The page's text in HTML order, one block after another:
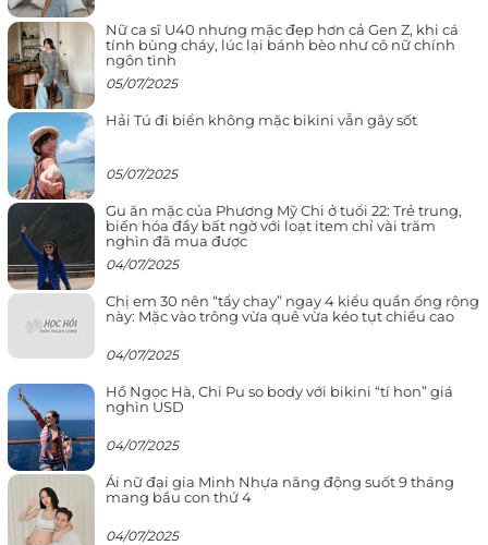
Nữ ca sĩ U40 nhưng mặc đẹp hơn cả Gen Z, khi cá
tính bùng cháy, lúc lại bánh bèo như cô nữ chính
ngôn tình
05/07/2025
Hải Tú đi biển không mặc bikini vẫn gây sốt
05/07/2025
Gu ăn mặc của Phương Mỹ Chi ở tuổi 22: Trẻ trung,
biến hóa đầy bất ngờ với loạt item chỉ vài trăm
nghìn đã mua được
04/07/2025
Chị em 30 nên “tẩy chay” ngay 4 kiểu quần ống rộng
này: Mặc vào trông vừa quê vừa kéo tụt chiều cao
04/07/2025
Hồ Ngọc Hà, Chi Pu so body với bikini “tí hon” giá
nghìn USD
04/07/2025
Ái nữ đại gia Minh Nhựa năng động suốt 9 tháng
mang bầu con thứ 4
04/07/2025